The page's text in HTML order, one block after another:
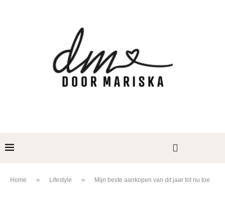
Home » Lifestyle » Mijn beste aankopen van dit jaar tot nu toe